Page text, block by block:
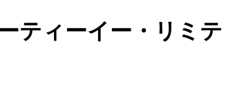
ティーイー・リミテ